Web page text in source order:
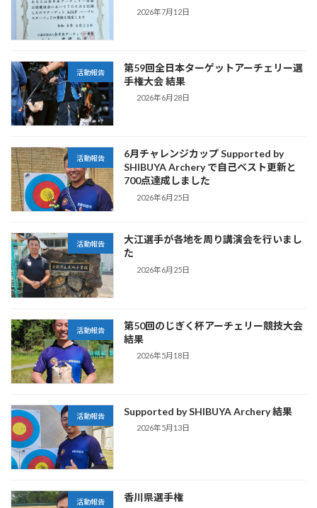
2026年7月12日
活動報告
第59回全日本ターゲットアーチェリー選
手権大会 結果
2026年6月28日
活動報告
6月チャレンジカップ Supported by
SHIBUYA Archery で自己ベスト更新と
700点達成しました
2026年6月25日
活動報告
大江選手が各地を周り講演会を行いまし
た
2026年6月25日
活動報告
第50回のじぎく杯アーチェリー競技大会
結果
2026年5月18日
活動報告 Supported by SHIBUYA Archery 結果
2026年5月13日
活動報告 香川県選手権